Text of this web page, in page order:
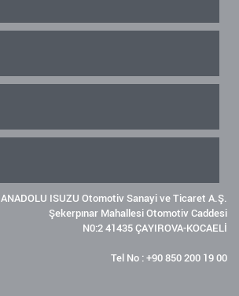
ANADOLU ISUZU Otomotiv Sanayi ve Ticaret A.Ş.
Şekerpınar Mahallesi Otomotiv Caddesi
N0:2 41435 ÇAYIROVA-KOCAELİ
Tel No : +90 850 200 19 00